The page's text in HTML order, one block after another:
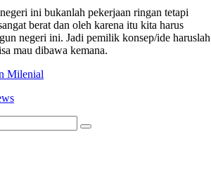
ini bukanlah pekerjaan ringan tetapi
berat dan oleh karena itu kita harus
negeri ini. Jadi pemilik konsep/ide haruslah
mau dibawa kemana.
Milenial